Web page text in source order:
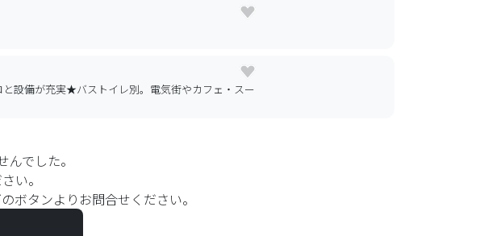
設備が充実★バストイレ別。電気街やカフェ・スー
でした。
い。
ボタンよりお問合せください。